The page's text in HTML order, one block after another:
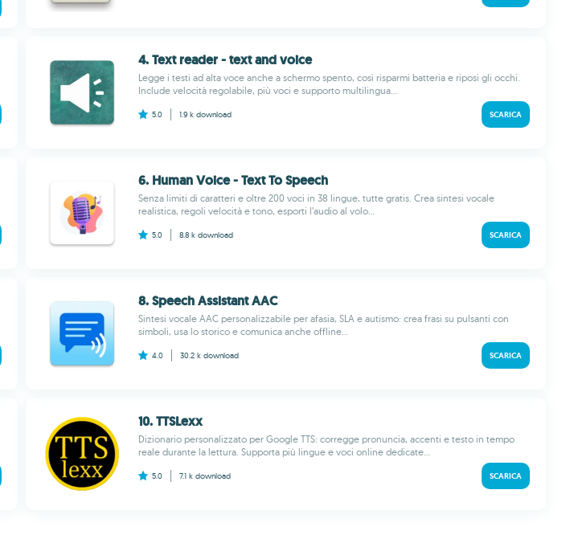
4. Text reader - text and voice
Legge i testi ad alta voce anche a schermo spento, così risparmi batteria e riposi gli occhi.
Include velocità regolabile, più voci e supporto multilingua...
5.0 1.9 k download SCARICA
6. Human Voice - Text To Speech
Senza limiti di caratteri e oltre 200 voci in 38 lingue, tutte gratis. Crea sintesi vocale
realistica, regoli velocità e tono, esporti l’audio al volo...
5.0 8.8 k download SCARICA
8. Speech Assistant AAC
Sintesi vocale AAC personalizzabile per afasia, SLA e autismo: crea frasi su pulsanti con
simboli, usa lo storico e comunica anche offline...
4.0 30.2 k download SCARICA
10. TTSLexx
Dizionario personalizzato per Google TTS: corregge pronuncia, accenti e testo in tempo
reale durante la lettura. Supporta più lingue e voci online dedicate...
5.0 7.1 k download SCARICA